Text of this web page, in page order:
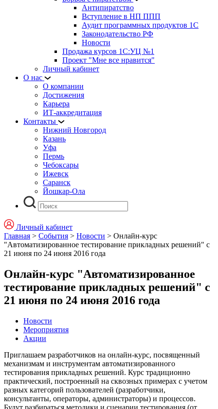
Антипиратство
Вступление в НП ППП
Аудит программных продуктов 1С
Законодательство РФ
Новости
Продажа курсов 1С:УЦ №1
Проект "Мне все нравится"
Личный кабинет
О нас
О компании
Достижения
Карьера
ИТ-аккредитация
Контакты
Нижний Новгород
Казань
Уфа
Пермь
Чебоксары
Ижевск
Саранск
Йошкар-Ола
Личный кабинет
Главная > События > Новости > Онлайн-курс
"Автоматизированное тестирование прикладных решений" с
21 июня по 24 июня 2016 года
Онлайн-курс "Автоматизированное
тестирование прикладных решений" с
21 июня по 24 июня 2016 года
Новости
Мероприятия
Акции
Приглашаем разработчиков на онлайн-курс, посвященный
механизмам и инструментам автоматизированного
тестирования прикладных решений. Курс традиционно
практический, построенный на сквозных примерах с учетом
разных категорий пользователей (разработчики,
консультанты, операторы, администраторы) и процессов.
Будут разбираться методики и сценарии тестирования (от